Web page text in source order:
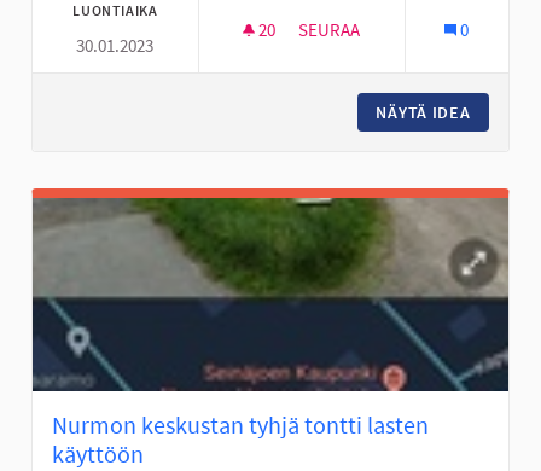
LUONTIAIKA
30.01.2023
20 20 SEURAAJAA
SEURAA 0
NÄYTÄ IDEA
Nurmon keskustan tyhjä tontti lasten
käyttöön